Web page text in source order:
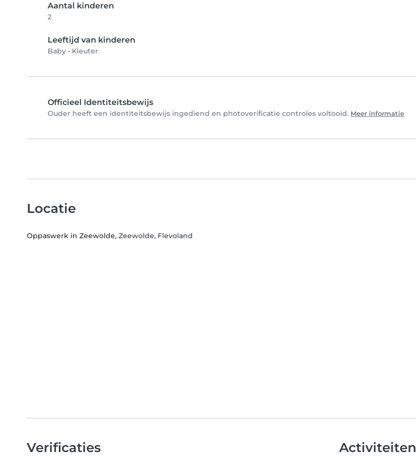
Aantal kinderen
2
Leeftijd van kinderen
Baby • Kleuter
Officieel Identiteitsbewijs
Ouder heeft een identiteitsbewijs ingediend en photoverificatie controles voltooid. Meer informatie
Locatie
Oppaswerk in Zeewolde, Zeewolde, Flevoland
Verificaties Activiteiten